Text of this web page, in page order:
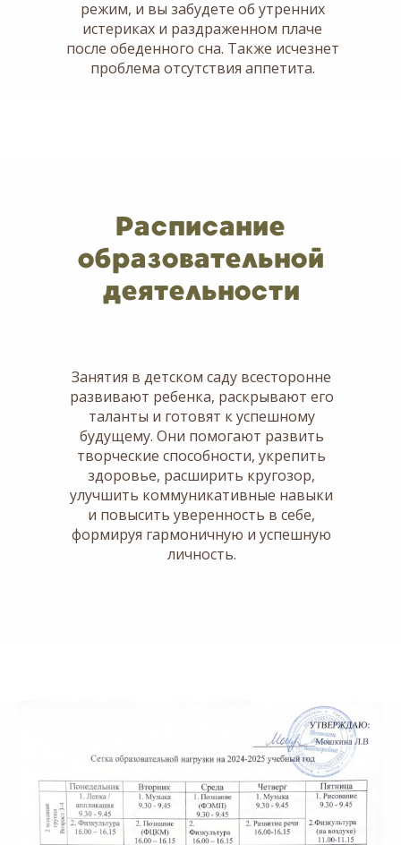
режим, и вы забудете об утренних
истериках и раздраженном плаче
после обеденного сна. Также исчезнет
проблема отсутствия аппетита.
Расписание
образовательной
деятельности
Занятия в детском саду всесторонне
развивают ребенка, раскрывают его
таланты и готовят к успешному
будущему. Они помогают развить
творческие способности, укрепить
здоровье, расширить кругозор,
улучшить коммуникативные навыки
и повысить уверенность в себе,
формируя гармоничную и успешную
личность.